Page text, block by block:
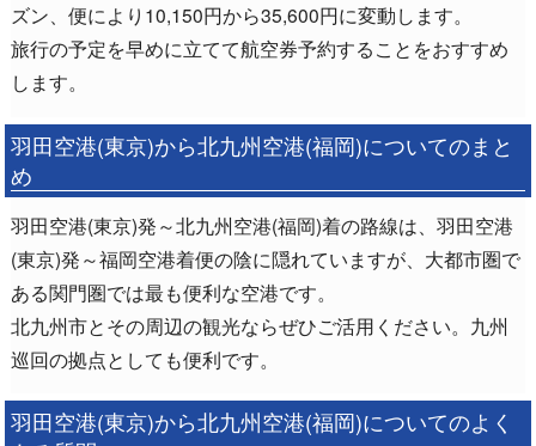
ズン、便により10,150円から35,600円に変動します。
旅行の予定を早めに立てて航空券予約することをおすすめ
します。
羽田空港(東京)から北九州空港(福岡)についてのまと
め
羽田空港(東京)発～北九州空港(福岡)着の路線は、羽田空港
(東京)発～福岡空港着便の陰に隠れていますが、大都市圏で
ある関門圏では最も便利な空港です。
北九州市とその周辺の観光ならぜひご活用ください。九州
巡回の拠点としても便利です。
羽田空港(東京)から北九州空港(福岡)についてのよく